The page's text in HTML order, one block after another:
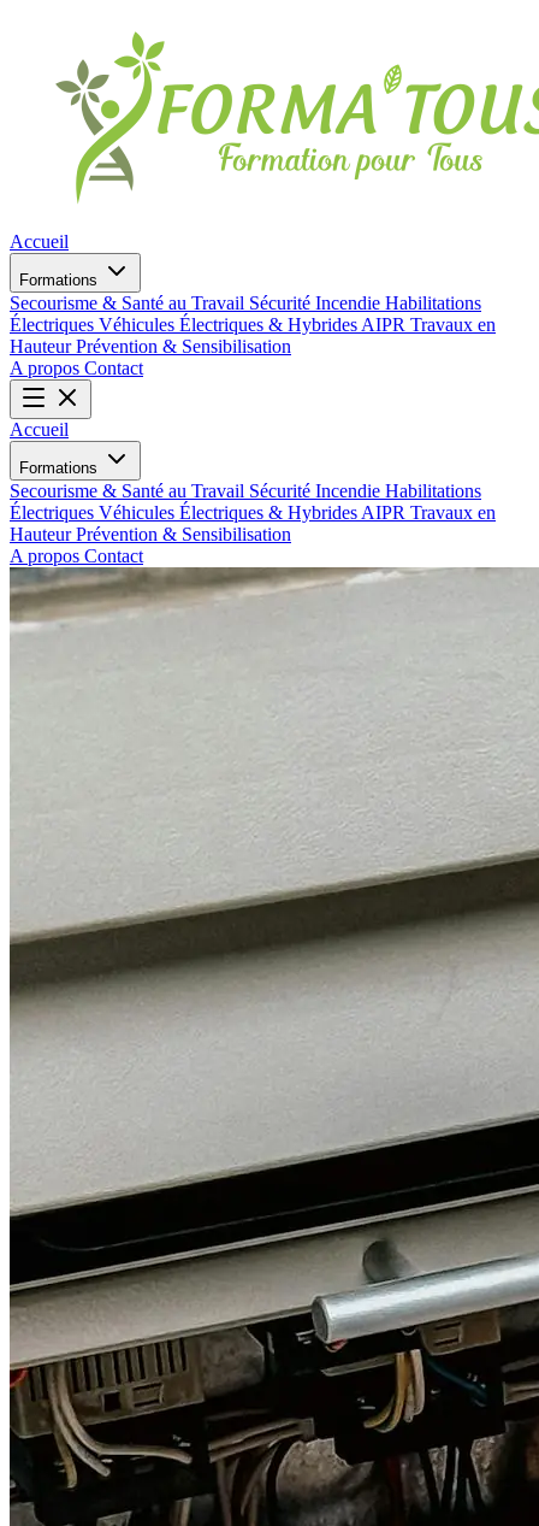
Accueil
Formations
Secourisme & Santé au Travail Sécurité Incendie Habilitations
Électriques Véhicules Électriques & Hybrides AIPR Travaux en
HauteurPrévention & Sensibilisation
A propos Contact
Accueil
Formations
Secourisme & Santé au Travail Sécurité Incendie Habilitations
Électriques Véhicules Électriques & Hybrides AIPR Travaux en
HauteurPrévention & Sensibilisation
A propos Contact